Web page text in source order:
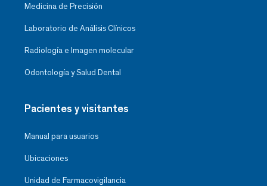
Medicina de Precisión
Laboratorio de Análisis Clínicos
Radiología e Imagen molecular
Odontología y Salud Dental
Pacientes y visitantes
Manual para usuarios
Ubicaciones
Unidad de Farmacovigilancia